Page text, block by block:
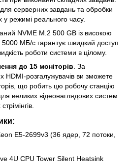
серверних завдань та обробки
у режимі реального часу.
NVME M.2 500 GB із високою
5000 МБ/с гарантує швидкий доступ
роботи системи в цілому.
до 15 моніторів. За
HDMI-розгалужувачів ви зможете
що робить цю робочу станцію
великих відеонаглядових систем
E5-2699v3 (36 ядер, 72 потоки,
4U CPU Tower Silent Heatsink